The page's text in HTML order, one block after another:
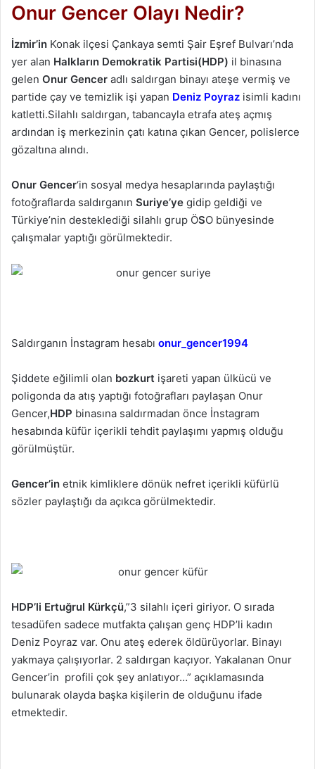
Onur Gencer Olayı Nedir?
İzmir’in Konak ilçesi Çankaya semti Şair Eşref Bulvarı’nda
yer alan Halkların Demokratik Partisi(HDP) il binasına
gelen Onur Gencer adlı saldırgan binayı ateşe vermiş ve
partide çay ve temizlik işi yapan Deniz Poyraz isimli kadını
katletti.Silahlı saldırgan, tabancayla etrafa ateş açmış
ardından iş merkezinin çatı katına çıkan Gencer, polislerce
gözaltına alındı.
Onur Gencer‘in sosyal medya hesaplarında paylaştığı
fotoğraflarda saldırganın Suriye’ye gidip geldiği ve
Türkiye’nin desteklediği silahlı grup ÖSO bünyesinde
çalışmalar yaptığı görülmektedir.
Saldırganın İnstagram hesabı onur_gencer1994
Şiddete eğilimli olan bozkurt işareti yapan ülkücü ve
poligonda da atış yaptığı fotoğrafları paylaşan Onur
Gencer,HDP binasına saldırmadan önce İnstagram
hesabında küfür içerikli tehdit paylaşımı yapmış olduğu
görülmüştür.
Gencer’in etnik kimliklere dönük nefret içerikli küfürlü
sözler paylaştığı da açıkca görülmektedir.
HDP’li Ertuğrul Kürkçü,”3 silahlı içeri giriyor. O sırada
tesadüfen sadece mutfakta çalışan genç HDP’li kadın
Deniz Poyraz var. Onu ateş ederek öldürüyorlar. Binayı
yakmaya çalışıyorlar. 2 saldırgan kaçıyor. Yakalanan Onur
Gencer’in profili çok şey anlatıyor…” açıklamasında
bulunarak olayda başka kişilerin de olduğunu ifade
etmektedir.